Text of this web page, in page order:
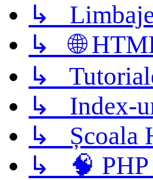
↳ Limbaje
↳ 🌐
↳
↳ Index-
↳ Școala
↳ 🧠 PHP